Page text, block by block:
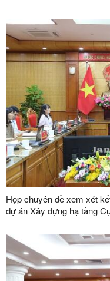
Họp chuyên đề xem xét
dự án Xây dựng hạ tầng
phục vụ giải phóng mặt
Sơn